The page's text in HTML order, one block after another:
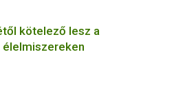
kötelező lesz a